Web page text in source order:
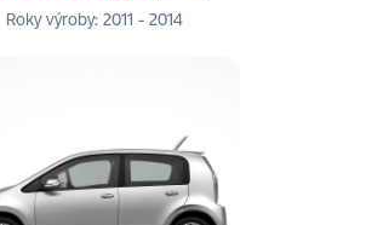
Roky výroby: 2011 - 2014